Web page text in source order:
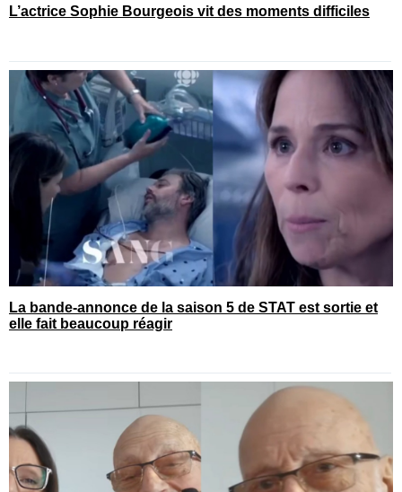
L’actrice Sophie Bourgeois vit des moments difficiles
La bande-annonce de la saison 5 de STAT est sortie et
elle fait beaucoup réagir